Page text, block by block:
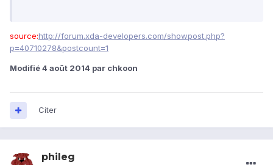
source:http://forum.xda-developers.com/showpost.php?
p=40710278&postcount=1
Modifié4 août 2014 par chkoon
Citer
phileg